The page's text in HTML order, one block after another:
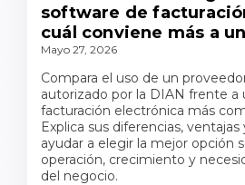
software de
cuál conviene más a
Mayo 27, 2026
Compara el uso de un
autorizado por la DIAN frente a
facturación electrónica más
Explica sus diferencias,
ayudar a elegir la mejor opción
operación, crecimiento y
del negocio.